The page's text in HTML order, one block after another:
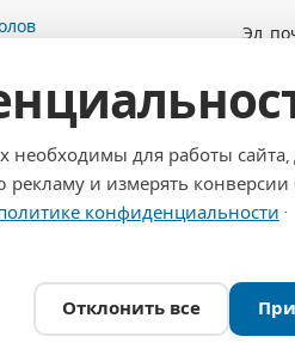
Эл.
Часы
для работы сайта,
и измерять конверсии
конфиденциальности ·
Отклонить все